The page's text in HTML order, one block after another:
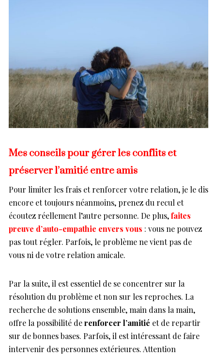
Mes conseils pour gérer les conflits et
préserver l’amitié entre amis
Pour limiter les frais et renforcer votre relation, je le dis
encore et toujours néanmoins, prenez du recul et
écoutez réellement l’autre personne. De plus,faites
preuve d’auto-empathie envers vous : vous ne pouvez
pas tout régler. Parfois, le problème ne vient pas de
vous ni de votre relation amicale.
Par la suite, il est essentiel de se concentrer sur la
résolution du problème et non sur les reproches. La
recherche de solutions ensemble, main dans la main,
offre la possibilité derenforcer l’amitié et de repartir
sur de bonnes bases. Parfois, il est intéressant de faire
intervenir des personnes extérieures. Attention